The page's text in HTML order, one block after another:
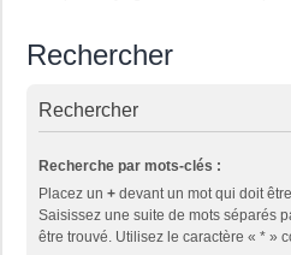
Rechercher
Rechercher
Recherche par mots-clés :
Placez un + devant un mot qui doit
Saisissez une suite de mots séparés
être trouvé. Utilisez le caractère « * »